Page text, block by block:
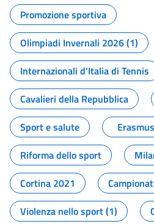
Promozione sportiva
Olimpiadi Invernali 2026 (1)
Internazionali d'Italia di Tennis
Cavalieri della Repubblica
Sport e salute
Riforma dello sport
Cortina 2021
Violenza nello sport (1)